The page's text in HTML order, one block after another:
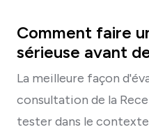
Comment faire
sérieuse avant
La meilleure façon
consultation de la
tester dans le